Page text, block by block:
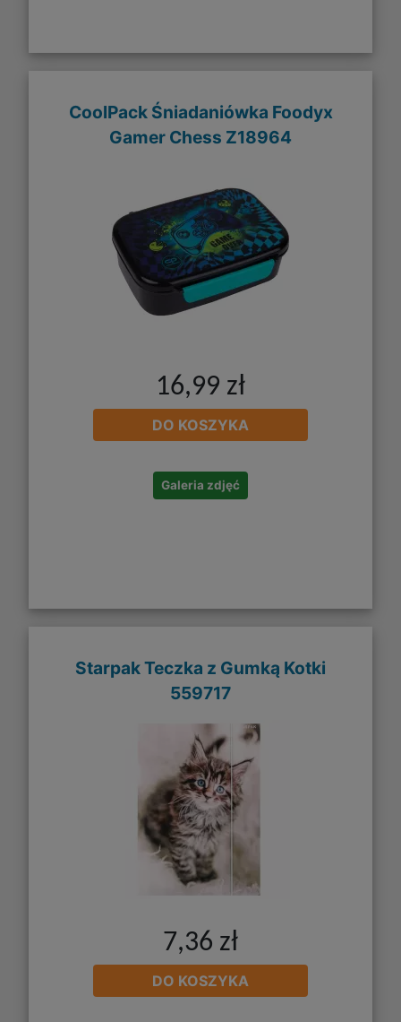
CoolPack Śniadaniówka Foodyx
Gamer Chess Z18964
16,99 zł
DO KOSZYKA
Galeria zdjęć
Starpak Teczka z Gumką Kotki
559717
7,36 zł
DO KOSZYKA